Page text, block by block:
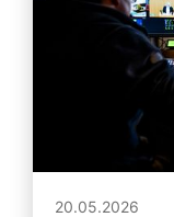
20.05.2026